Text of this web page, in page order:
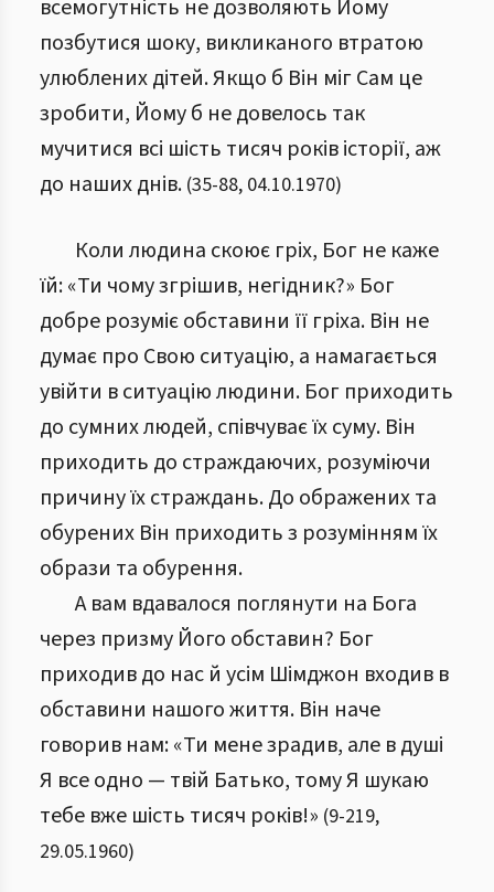
всемогутність не дозволяють Йому
позбутися шоку, викликаного втратою
улюблених дітей. Якщо б Він міг Сам це
зробити, Йому б не довелось так
мучитися всі шість тисяч років історії, аж
до наших днів. (35-88, 04.10.1970)
Коли людина скоює гріх, Бог не каже
їй: «Ти чому згрішив, негідник?» Бог
добре розуміє обставини її гріха. Він не
думає про Свою ситуацію, а намагається
увійти в ситуацію людини. Бог приходить
до сумних людей, співчуває їх суму. Він
приходить до страждаючих, розуміючи
причину їх страждань. До ображених та
обурених Він приходить з розумінням їх
образи та обурення.
А вам вдавалося поглянути на Бога
через призму Його обставин? Бог
приходив до нас й усім Шімджон входив в
обставини нашого життя. Він наче
говорив нам: «Ти мене зрадив, але в душі
Я все одно — твій Батько, тому Я шукаю
тебе вже шість тисяч років!» (9-219,
29.05.1960)